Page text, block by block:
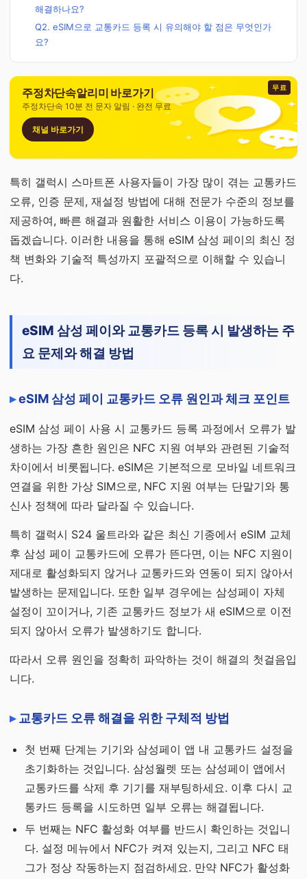
해결하나요?
Q2. eSIM으로 교통카드 등록 시 유의해야 할 점은 무엇인가
요?
무료
주정차단속알리미 바로가기
주정차단속 10분 전 문자 알림 · 완전 무료
채널 바로가기
특히 갤럭시 스마트폰 사용자들이 가장 많이 겪는 교통카드
오류, 인증 문제, 재설정 방법에 대해 전문가 수준의 정보를
제공하여, 빠른 해결과 원활한 서비스 이용이 가능하도록
돕겠습니다. 이러한 내용을 통해 eSIM 삼성 페이의 최신 정
책 변화와 기술적 특성까지 포괄적으로 이해할 수 있습니
다.
eSIM 삼성 페이와 교통카드 등록 시 발생하는 주
요 문제와 해결 방법
eSIM 삼성 페이 교통카드 오류 원인과 체크 포인트
eSIM 삼성 페이 사용 시 교통카드 등록 과정에서 오류가 발
생하는 가장 흔한 원인은 NFC 지원 여부와 관련된 기술적
차이에서 비롯됩니다. eSIM은 기본적으로 모바일 네트워크
연결을 위한 가상 SIM으로, NFC 지원 여부는 단말기와 통
신사 정책에 따라 달라질 수 있습니다.
특히 갤럭시 S24 울트라와 같은 최신 기종에서 eSIM 교체
후 삼성 페이 교통카드에 오류가 뜬다면, 이는 NFC 지원이
제대로 활성화되지 않거나 교통카드와 연동이 되지 않아서
발생하는 문제입니다. 또한 일부 경우에는 삼성페이 자체
설정이 꼬이거나, 기존 교통카드 정보가 새 eSIM으로 이전
되지 않아서 오류가 발생하기도 합니다.
따라서 오류 원인을 정확히 파악하는 것이 해결의 첫걸음입
니다.
교통카드 오류 해결을 위한 구체적 방법
첫 번째 단계는 기기와 삼성페이 앱 내 교통카드 설정을
초기화하는 것입니다. 삼성월렛 또는 삼성페이 앱에서
교통카드를 삭제 후 기기를 재부팅하세요. 이후 다시 교
통카드 등록을 시도하면 일부 오류는 해결됩니다.
두 번째는 NFC 활성화 여부를 반드시 확인하는 것입니
다. 설정 메뉴에서 NFC가 켜져 있는지, 그리고 NFC 태
그가 정상 작동하는지 점검하세요. 만약 NFC가 활성화